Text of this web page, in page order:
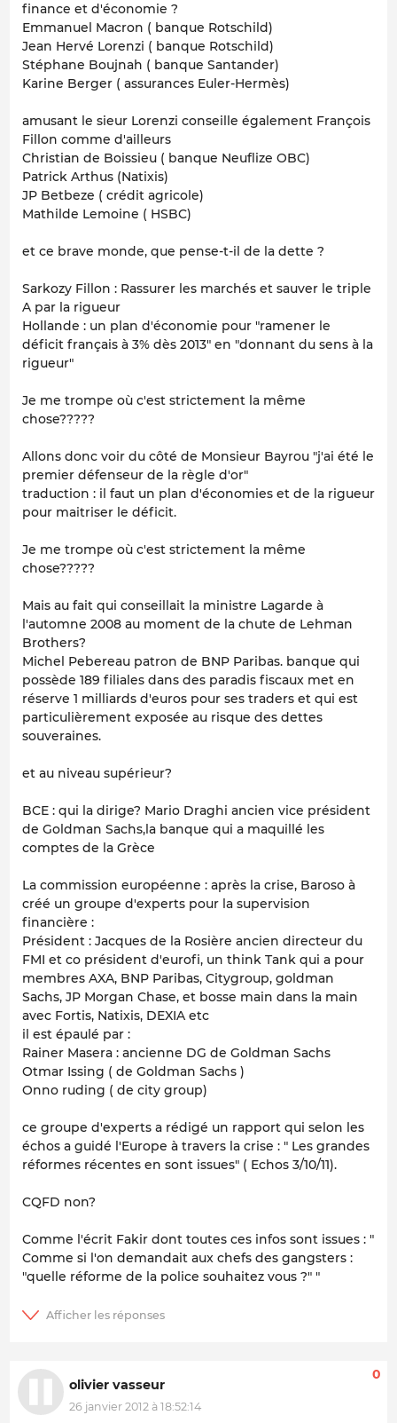
finance et d'économie ?
Emmanuel Macron ( banque Rotschild)
Jean Hervé Lorenzi ( banque Rotschild)
Stéphane Boujnah ( banque Santander)
Karine Berger ( assurances Euler-Hermès)
amusant le sieur Lorenzi conseille également François
Fillon comme d'ailleurs
Christian de Boissieu ( banque Neuflize OBC)
Patrick Arthus (Natixis)
JP Betbeze ( crédit agricole)
Mathilde Lemoine ( HSBC)
et ce brave monde, que pense-t-il de la dette ?
Sarkozy Fillon : Rassurer les marchés et sauver le triple
A par la rigueur
Hollande : un plan d'économie pour "ramener le
déficit français à 3% dès 2013" en "donnant du sens à la
rigueur"
Je me trompe où c'est strictement la même
chose?????
Allons donc voir du côté de Monsieur Bayrou "j'ai été le
premier défenseur de la règle d'or"
traduction : il faut un plan d'économies et de la rigueur
pour maitriser le déficit.
Je me trompe où c'est strictement la même
chose?????
Mais au fait qui conseillait la ministre Lagarde à
l'automne 2008 au moment de la chute de Lehman
Brothers?
Michel Pebereau patron de BNP Paribas. banque qui
possède 189 filiales dans des paradis fiscaux met en
réserve 1 milliards d'euros pour ses traders et qui est
particulièrement exposée au risque des dettes
souveraines.
et au niveau supérieur?
BCE : qui la dirige? Mario Draghi ancien vice président
de Goldman Sachs,la banque qui a maquillé les
comptes de la Grèce
La commission européenne : après la crise, Baroso à
créé un groupe d'experts pour la supervision
financière :
Président : Jacques de la Rosière ancien directeur du
FMI et co président d'eurofi, un think Tank qui a pour
membres AXA, BNP Paribas, Citygroup, goldman
Sachs, JP Morgan Chase, et bosse main dans la main
avec Fortis, Natixis, DEXIA etc
il est épaulé par :
Rainer Masera : ancienne DG de Goldman Sachs
Otmar Issing ( de Goldman Sachs )
Onno ruding ( de city group)
ce groupe d'experts a rédigé un rapport qui selon les
échos a guidé l'Europe à travers la crise : " Les grandes
réformes récentes en sont issues" ( Echos 3/10/11).
CQFD non?
Comme l'écrit Fakir dont toutes ces infos sont issues : "
Comme si l'on demandait aux chefs des gangsters :
"quelle réforme de la police souhaitez vous ?" "
olivier vasseur
26 janvier 2012 à 18:52:14
0